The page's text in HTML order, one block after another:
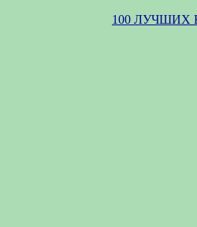
100 ЛУЧШИХ